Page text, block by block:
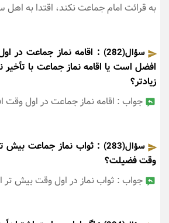
به قرائت امام جماعت نکند، اقتدا به
سؤال(282)
: اقامه نماز جماعت در
افضل است یا اقامه نماز جماعت با تأخیر
زیادتر؟
جواب : اقامه نماز جماعت در اول
سؤال(283)
: ثواب نماز جماعت بیش
وقت فضیلت؟
جواب : ثواب نماز در اول وقت بیش